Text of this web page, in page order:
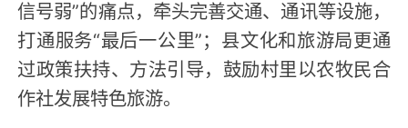
信号弱”的痛点，牵头完善交通、通讯等设施，
打通服务“最后一公里”；县文化和旅游局更通
过政策扶持、方法引导，鼓励村里以农牧民合
作社发展特色旅游。